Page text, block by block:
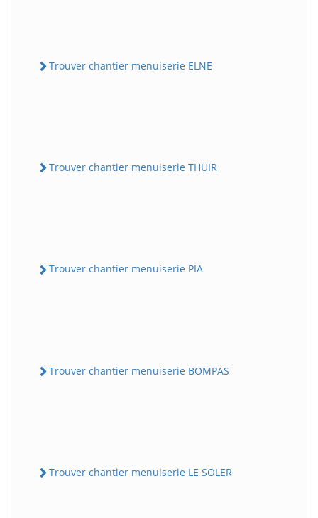
Trouver chantier menuiserie ELNE
Trouver chantier menuiserie THUIR
Trouver chantier menuiserie PIA
Trouver chantier menuiserie BOMPAS
Trouver chantier menuiserie LE SOLER